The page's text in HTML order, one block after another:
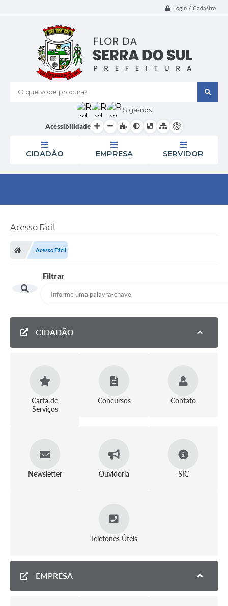
Login / Cadastro
O que voce procura?
Siga-nos
Acessibilidade
CIDADÃO EMPRESA SERVIDOR
Acesso Fácil
Acesso Fácil
Filtrar
CIDADÃO
Carta de
Serviços
Concursos Contato
Newsletter Ouvidoria SIC
Telefones Úteis
EMPRESA